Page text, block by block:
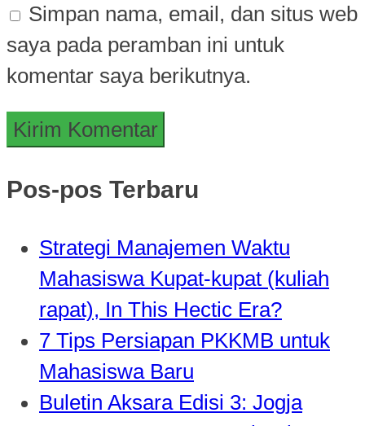
Simpan nama, email, dan situs web
saya pada peramban ini untuk
komentar saya berikutnya.
Pos-pos Terbaru
Strategi Manajemen Waktu
Mahasiswa Kupat-kupat (kuliah
rapat), In This Hectic Era?
7 Tips Persiapan PKKMB untuk
Mahasiswa Baru
Buletin Aksara Edisi 3: Jogja